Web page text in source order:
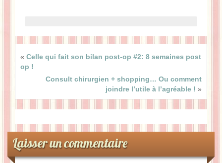
« Celle qui fait son bilan post-op #2: 8 semaines post
op !
Consult chirurgien + shopping… Ou comment
joindre l’utile à l’agréable ! »
Laisser un commentaire